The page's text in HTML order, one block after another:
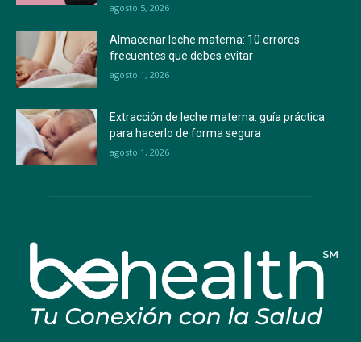
agosto 5, 2026
Almacenar leche materna: 10 errores
frecuentes que debes evitar
agosto 1, 2026
Extracción de leche materna: guía práctica
para hacerlo de forma segura
agosto 1, 2026